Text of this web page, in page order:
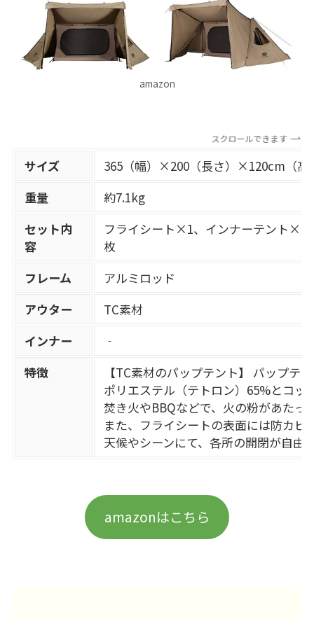
amazon
スクロールできます
サイズ
365（幅）×200（長さ）×120cm（高
重量
約7.1kg
セット内
容
フライシート×1、インナーテント
枚
フレーム
アルミロッド
アウター
TC素材
インナー
‐
特徴
【TC素材のパップテント】 パップテ
ポリエステル（テトロン）65%とコッ
焚き火やBBQなどで、火の粉があたっ
また、フライシートの表面には防カビ
天候やシーンにて、各所の開閉が自由
amazonはこちら